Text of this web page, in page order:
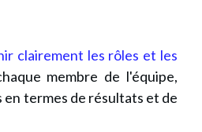
clairement les rôles et les
membre de l'équipe,
en termes de résultats et de